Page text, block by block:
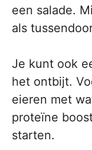
een salade.
als
Je kunt ook
het ontbijt.
eieren met
proteïne
starten.